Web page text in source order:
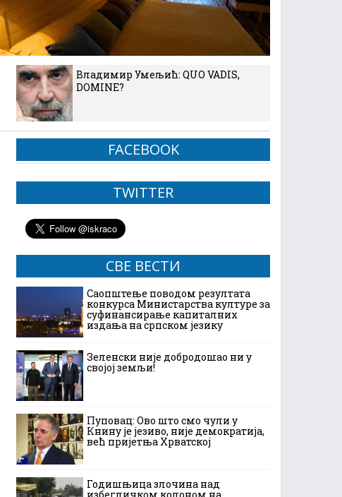
Владимир Умељић: QUO VADIS,
DOMINE?
FACEBOOK
TWITTER
СВЕ ВЕСТИ
Саопштење поводом резултата
конкурса Министарства културе за
суфинансирање капиталних
издања на српском језику
Зеленски није добродошао ни у
својој земљи!
Пуповац: Ово што смо чули у
Книну је језиво, није демократија,
већ пријетња Хрватској
Годишњица злочина над